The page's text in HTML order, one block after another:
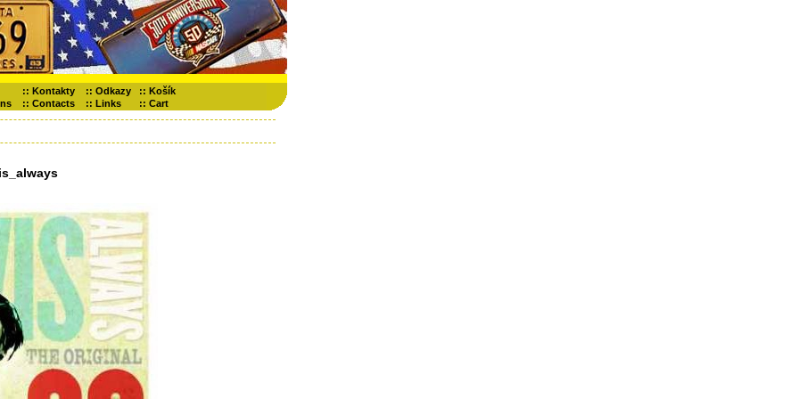
:: Kontakty :: Odkazy :: Košík
:: Contacts :: Links :: Cart